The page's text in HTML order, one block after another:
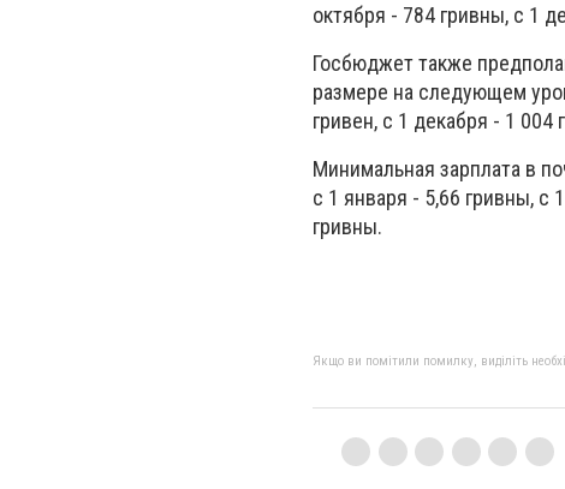
октября - 784 гривны, с 1
Госбюджет также
размере на следующем
гривен, с 1 декабря - 1 004
Минимальная зарплата в
с 1 января - 5,66 гривны, с
гривны.
Якщо ви помітили помилку, виділіть